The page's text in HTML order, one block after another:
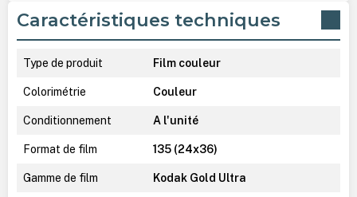
Caractéristiques techniques
Type de produit Film couleur
Colorimétrie Couleur
Conditionnement A l'unité
Format de film 135 (24x36)
Gamme de film Kodak Gold Ultra